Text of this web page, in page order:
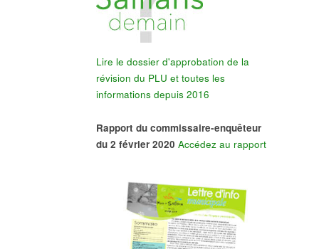
Lire le dossier d'approbation de la
révision du PLU et toutes les
informations depuis 2016
Rapport du commissaire-enquêteur
du 2 février 2020 Accédez au rapport